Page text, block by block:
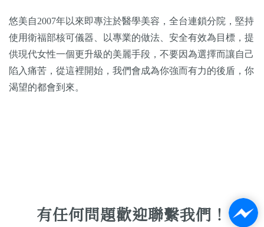
悠美自2007年以來即專注於醫學美容，全台連鎖分院，堅持
使用衛福部核可儀器、以專業的做法、安全有效為目標，提
供現代女性一個更升級的美麗手段，不要因為選擇而讓自己
陷入痛苦，從這裡開始，我們會成為你強而有力的後盾，你
渴望的都會到來。
有任何問題歡迎聯繫我們！